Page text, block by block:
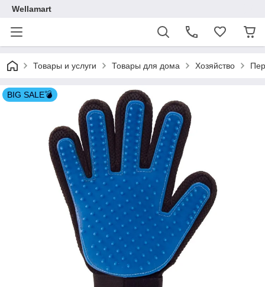
Wellamart
Товары и услуги Товары для дома Хозяйство
BIG SALE💣